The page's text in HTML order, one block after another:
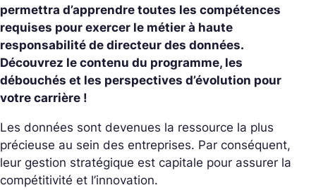
permettra d’apprendre toutes les compétences
requises pour exercer le métier à haute
responsabilité de directeur des données.
Découvrez le contenu du programme, les
débouchés et les perspectives d’évolution pour
votre carrière !
Les données sont devenues la ressource la plus
précieuse au sein des entreprises. Par conséquent,
leur gestion stratégique est capitale pour assurer la
compétitivité et l’innovation.